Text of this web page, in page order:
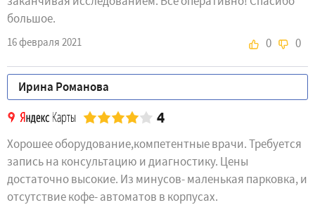
большое.
16 февраля 2021 0 0
Ирина Романова
4
Хорошее оборудование,компетентные врачи. Требуется
запись на консультацию и диагностику. Цены
достаточно высокие. Из минусов- маленькая парковка, и
отсутствие кофе- автоматов в корпусах.